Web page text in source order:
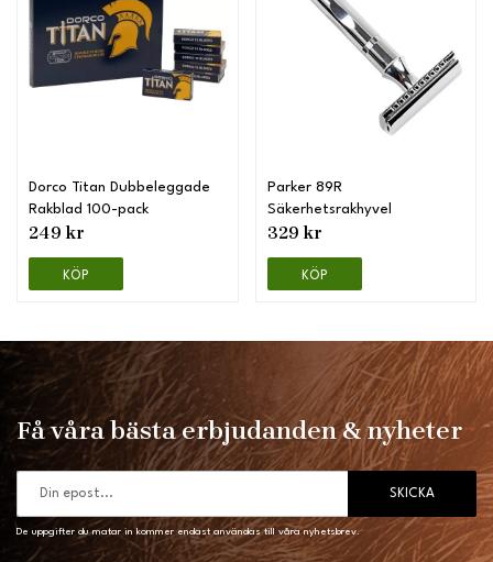
Dorco Titan Dubbeleggade
Rakblad 100-pack
249 kr
KÖP
Parker 89R
Säkerhetsrakhyvel
329 kr
KÖP
Få våra bästa erbjudanden & nyheter
SKICKA
De uppgifter du matar in kommer endast användas till våra nyhetsbrev.